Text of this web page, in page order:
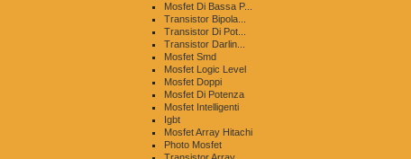
Mosfet Di Bassa P...
Transistor Bipola...
Transistor Di Pot...
Transistor Darlin...
Mosfet Smd
Mosfet Logic Level
Mosfet Doppi
Mosfet Di Potenza
Mosfet Intelligenti
Igbt
Mosfet Array Hitachi
Photo Mosfet